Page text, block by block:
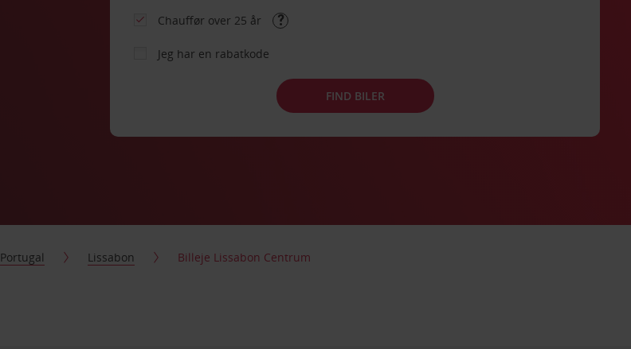
Chauffør over 25 år
Jeg har en rabatkode
FIND BILER
Portugal Lissabon Billeje Lissabon Centrum